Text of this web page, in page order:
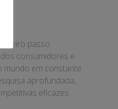
passo
consumidores e
mundo em constante
aprofundada,
eficazes.